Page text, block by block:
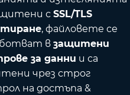
с SSL/TLS
, файловете се
в защитени
за данни и са
чрез строг
на достъпа &